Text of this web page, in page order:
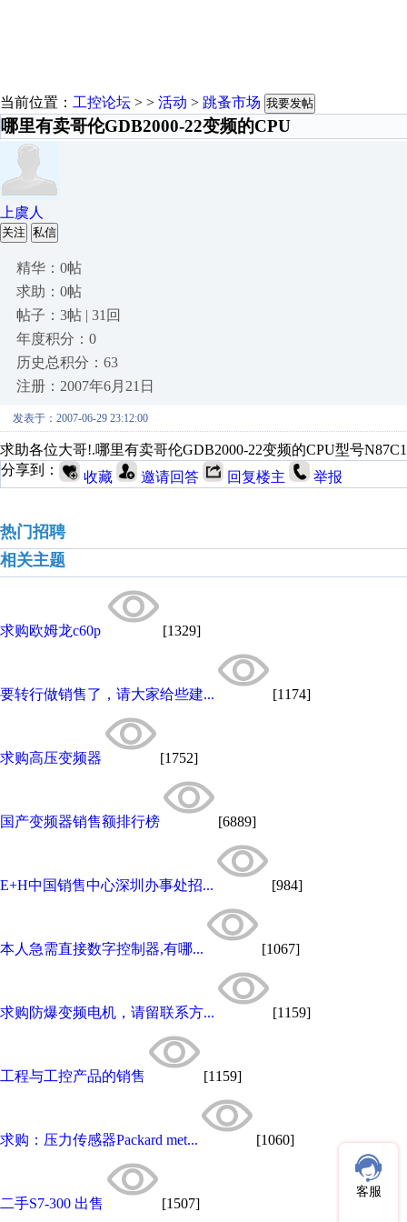
当前位置： 工控论坛 > > 活动 > 跳蚤市场 我要发帖
哪里有卖哥伦GDB2000-22变频的CPU
上虞人
关注 私信
精华：0帖
求助：0帖
帖子：3帖 | 31回
年度积分：0
历史总积分：63
注册：2007年6月21日
发表于：2007-06-29 23:12:00
求助各位大哥!.哪里有卖哥伦GDB2000-22变频的CPU型号
分享到：
收藏 邀请回答 回复楼主 举报
热门招聘
相关主题
求购欧姆龙c60p [1329]
要转行做销售了，请大家给些建... [1174]
求购高压变频器 [1752]
国产变频器销售额排行榜 [6889]
E+H中国销售中心深圳办事处招... [984]
本人急需直接数字控制器,有哪... [1067]
求购防爆变频电机，请留联系方... [1159]
工程与工控产品的销售 [1159]
求购：压力传感器Packard met... [1060]
二手S7-300 出售 [1507]
客服